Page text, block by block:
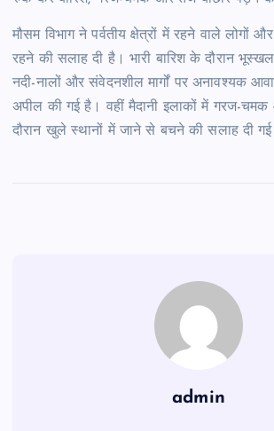
मौसम विभाग ने पर्वतीय क्षेत्रों में रहने वाले लोगों
रहने की सलाह दी है। भारी बारिश के दौरान
नदी-नालों और संवेदनशील मार्गों पर अनावश्यक
अपील की गई है। वहीं मैदानी इलाकों में गरज-
दौरान खुले स्थानों में जाने से बचने की सलाह दी गई
admin